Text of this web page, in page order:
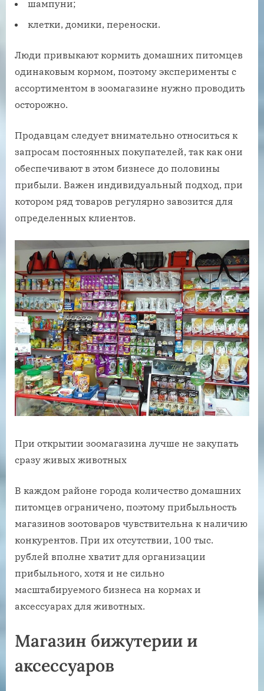
шампуни;
клетки, домики, переноски.
Люди привыкают кормить домашних питомцев
одинаковым кормом, поэтому эксперименты с
ассортиментом в зоомагазине нужно проводить
осторожно.
Продавцам следует внимательно относиться к
запросам постоянных покупателей, так как они
обеспечивают в этом бизнесе до половины
прибыли. Важен индивидуальный подход, при
котором ряд товаров регулярно завозится для
определенных клиентов.
При открытии зоомагазина лучше не закупать
сразу живых животных
В каждом районе города количество домашних
питомцев ограничено, поэтому прибыльность
магазинов зоотоваров чувствительна к наличию
конкурентов. При их отсутствии, 100 тыс.
рублей вполне хватит для организации
прибыльного, хотя и не сильно
масштабируемого бизнеса на кормах и
аксессуарах для животных.
Магазин бижутерии и
аксессуаров